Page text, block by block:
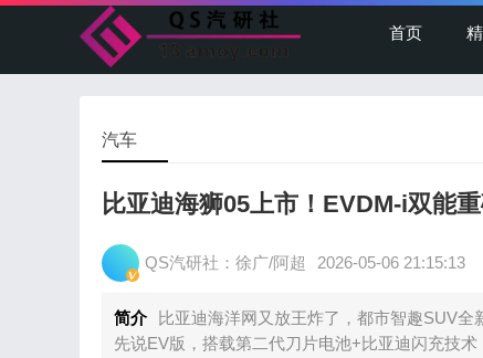
首页
汽车
比亚迪海狮05上市！EVDM-i双能
QS汽研社：徐广/阿超 2026-05-06 21:15:13
简介
比亚迪海洋网又放王炸了，都市智趣SUV
先说EV版，搭载第二代刀片电池+比亚迪闪充技